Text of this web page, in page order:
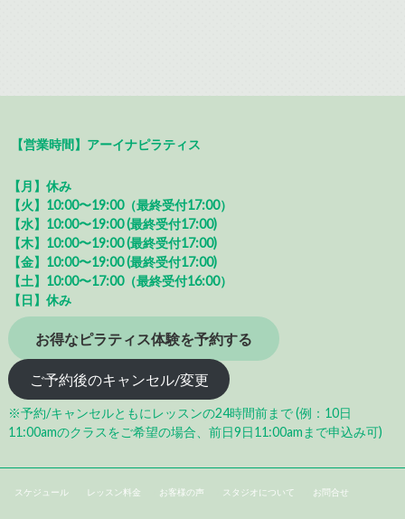
【営業時間】アーイナピラティス
【月】休み
【火】10:00〜19:00（最終受付17:00）
【水】10:00〜19:00 (最終受付17:00)
【木】10:00〜19:00 (最終受付17:00)
【金】10:00〜19:00 (最終受付17:00)
【土】10:00〜17:00（最終受付16:00）
【日】休み
お得なピラティス体験を予約する
ご予約後のキャンセル/変更
※予約/キャンセルともにレッスンの24時間前まで (例：10日
11:00amのクラスをご希望の場合、前日9日11:00amまで申込み可)
スケジュール レッスン料金 お客様の声 スタジオについて お問合せ